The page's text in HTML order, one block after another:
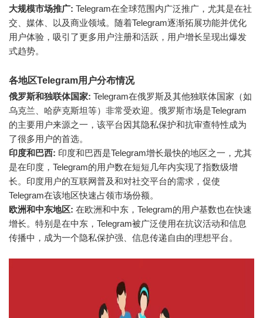
大规模市场推广: Telegram在全球范围内广泛推广，尤其是在社
交、媒体、以及商业领域。随着Telegram逐渐拓展功能并优化
用户体验，吸引了更多用户注册和活跃，用户增长呈现出爆发
式趋势。
各地区Telegram用户分布情况
俄罗斯和独联体国家: Telegram在俄罗斯及其他独联体国家（如
乌克兰、哈萨克斯坦等）非常受欢迎。俄罗斯市场是Telegram
的主要用户来源之一，该平台因其隐私保护和抗审查特性成为
了很多用户的首选。
印度和巴西: 印度和巴西是Telegram增长最快的地区之一，尤其
是在印度，Telegram的用户数在短短几年内实现了指数级增
长。印度用户的互联网普及和对社交平台的需求，促使
Telegram在该地区快速占领市场份额。
欧洲和中东地区: 在欧洲和中东，Telegram的用户基数也在快速
增长。特别是在中东，Telegram被广泛使用在抗议活动和信息
传播中，成为一个隐私保护强、信息传递自由的理想平台。